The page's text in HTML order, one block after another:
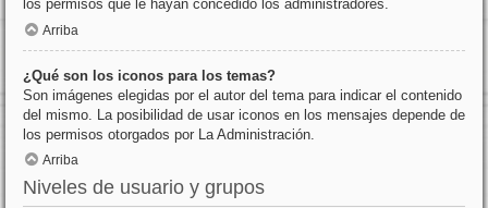
los permisos que le hayan concedido los administradores.
Arriba
¿Qué son los iconos para los temas?
Son imágenes elegidas por el autor del tema para indicar el contenido
del mismo. La posibilidad de usar iconos en los mensajes depende de
los permisos otorgados por La Administración.
Arriba
Niveles de usuario y grupos